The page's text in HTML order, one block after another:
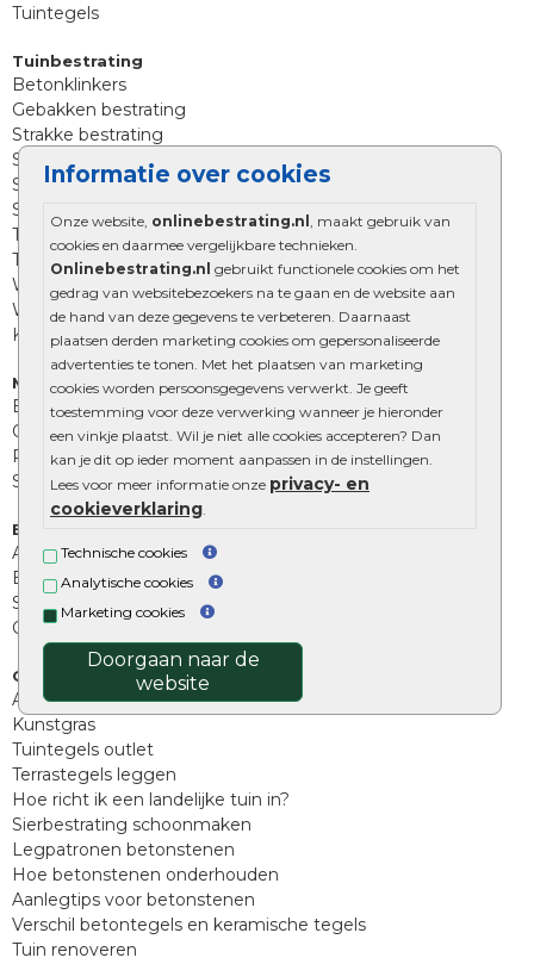
Informatie over cookies
Onze website, onlinebestrating.nl , maakt gebruik van
cookies en daarmee vergelijkbare technieken.
Onlinebestrating.nl gebruikt functionele cookies om het
gedrag van websitebezoekers na te gaan en de website aan
de hand van deze gegevens te verbeteren. Daarnaast
plaatsen derden marketing cookies om gepersonaliseerde
advertenties te tonen. Met het plaatsen van marketing
cookies worden persoonsgegevens verwerkt. Je geeft
toestemming voor deze verwerking wanneer je hieronder
een vinkje plaatst. Wil je niet alle cookies accepteren? Dan
kan je dit op ieder moment aanpassen in de instellingen.
Lees voor meer informatie onze privacy- en
cookieverklaring.
Technische cookies
Analytische cookies
Marketing cookies
Doorgaan naar de
website
Tuintegels
Tuinbestrating
Betonklinkers
Gebakken bestrating
Strakke bestrating
Sierbestrating
Straatklinkers
Straatstenen
Trommelstenen
Tuinstenen
Waalformaat
Wildverband bestrating
Kingstones
Muurelementen
Betonbielzen
Opsluitbanden
Palissades
Stapelblokken
Extra benodigdheden
Afwatering en diversen
Beplantings en betonelementen
Split, grind en zand
Oprit tegels
Overig
Aanbiedingen
Kunstgras
Tuintegels outlet
Terrastegels leggen
Hoe richt ik een landelijke tuin in?
Sierbestrating schoonmaken
Legpatronen betonstenen
Hoe betonstenen onderhouden
Aanlegtips voor betonstenen
Verschil betontegels en keramische tegels
Tuin renoveren